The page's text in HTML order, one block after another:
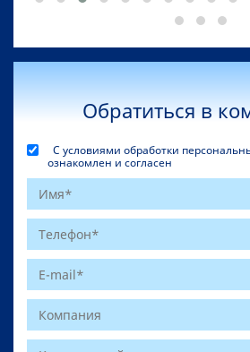
Обратиться в
С условиями обработки
ознакомлен и согласен